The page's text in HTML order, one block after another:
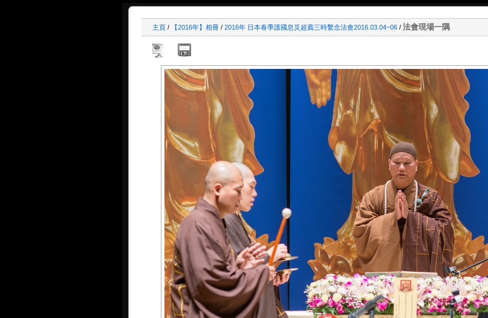
主頁 / 【2016年】相冊 / 2016年 日本春季護國息災超薦三時繫念法會2016.03.04~06 / 法會現場一隅